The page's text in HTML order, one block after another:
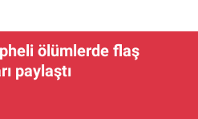
ölümlerde flaş
paylaştı